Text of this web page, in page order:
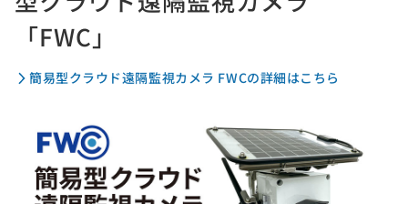
「FWC」
簡易型クラウド遠隔監視カメラ FWCの詳細はこちら